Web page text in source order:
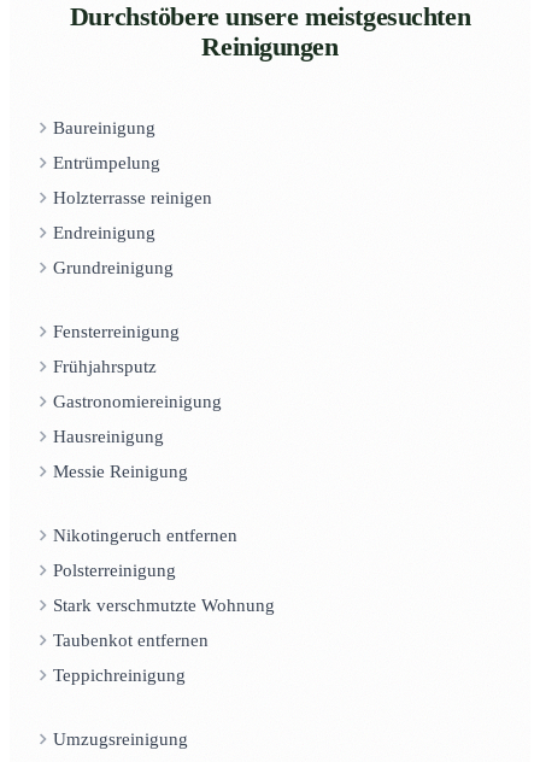
Durchstöbere unsere meistgesuchten
Reinigungen
Baureinigung
Entrümpelung
Holzterrasse reinigen
Endreinigung
Grundreinigung
Fensterreinigung
Frühjahrsputz
Gastronomiereinigung
Hausreinigung
Messie Reinigung
Nikotingeruch entfernen
Polsterreinigung
Stark verschmutzte Wohnung
Taubenkot entfernen
Teppichreinigung
Umzugsreinigung